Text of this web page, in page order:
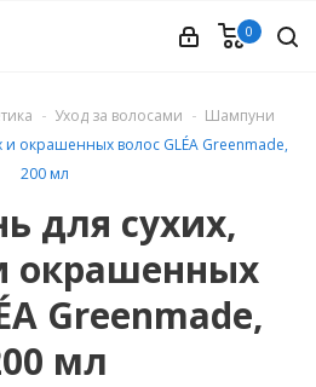
0
Уход за волосами
Шампуни
окрашенных волос GLÉA Greenmade,
200 мл
для сухих,
окрашенных
Greenmade,
мл